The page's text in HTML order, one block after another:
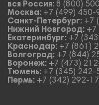
вся Россия: 8 (800)
Москва: +7 (499) 450-
Санкт-Петербург: +7
Нижний Новгород: +7
Екатеринбург: +7
Краснодар: +7 (861)
Волгоград: +7 (844)
Воронеж: +7 (473)
Тюмень: +7 (345) 242-
Пермь: +7 (342) 292-